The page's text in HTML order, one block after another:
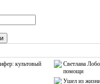
культовый
Светлана
помощи
Ушел из жизни